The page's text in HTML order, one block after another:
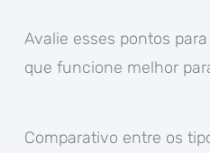
Avalie esses pontos
que funcione melhor
Comparativo entre os